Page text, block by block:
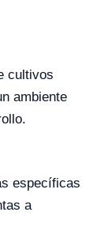
cultivos
ambiente
específicas
a